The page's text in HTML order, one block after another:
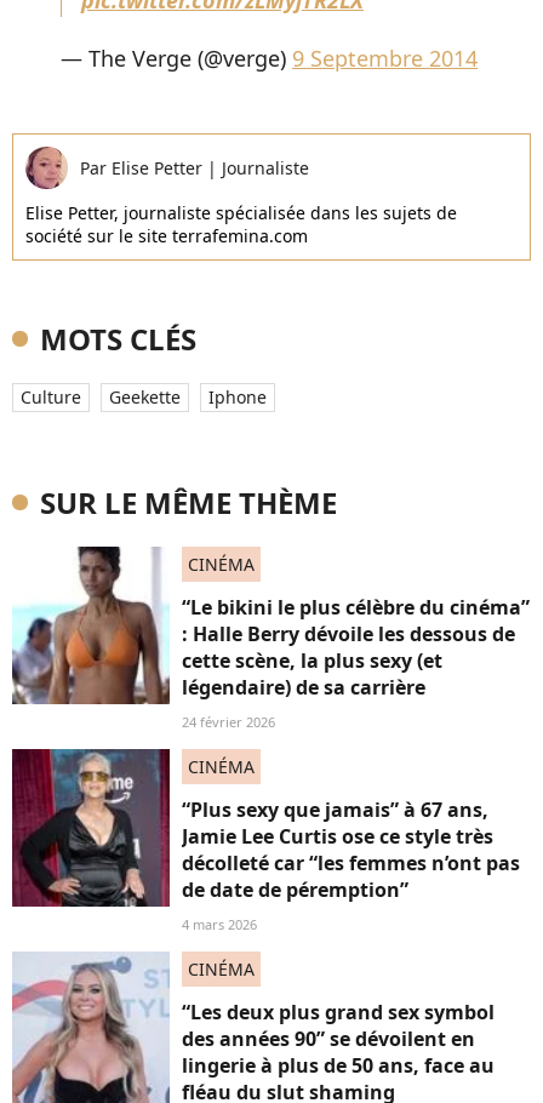
— The Verge (@verge) 9 Septembre 2014
Par Elise Petter | Journaliste
Elise Petter, journaliste spécialisée dans les sujets de
société sur le site terrafemina.com
MOTS CLÉS
Culture Geekette Iphone
SUR LE MÊME THÈME
CINÉMA
“Le bikini le plus célèbre du cinéma”
: Halle Berry dévoile les dessous de
cette scène, la plus sexy (et
légendaire) de sa carrière
24 février 2026
CINÉMA
“Plus sexy que jamais” à 67 ans,
Jamie Lee Curtis ose ce style très
décolleté car “les femmes n’ont pas
de date de péremption”
4 mars 2026
CINÉMA
“Les deux plus grand sex symbol
des années 90” se dévoilent en
lingerie à plus de 50 ans, face au
fléau du slut shaming